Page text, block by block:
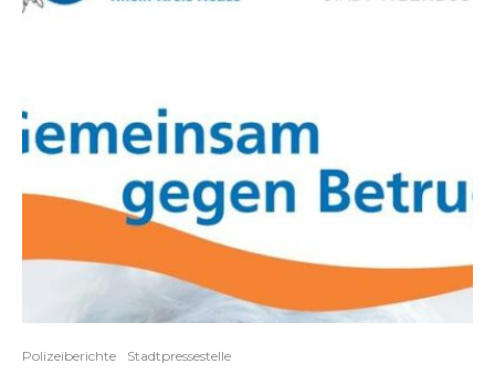
Polizeiberichte Stadtpressestelle